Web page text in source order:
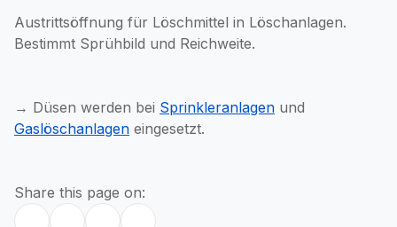
Austrittsöffnung für Löschmittel in Löschanlagen.
Bestimmt Sprühbild und Reichweite.
→ Düsen werden bei Sprinkleranlagen und
Gaslöschanlagen eingesetzt.
Share this page on: